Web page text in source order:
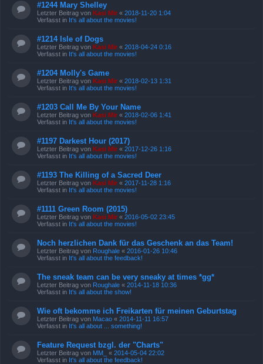
#1244 Mary Shelley
Letzter Beitrag von Kasi Mir « 2018-11-20 1:04
Verfasst in It's all about the movies!
#1214 Isle of Dogs
Letzter Beitrag von Kasi Mir « 2018-04-24 0:16
Verfasst in It's all about the movies!
#1204 Molly's Game
Letzter Beitrag von Kasi Mir « 2018-02-13 1:31
Verfasst in It's all about the movies!
#1203 Call Me By Your Name
Letzter Beitrag von Kasi Mir « 2018-02-06 1:41
Verfasst in It's all about the movies!
#1197 Darkest Hour (2017)
Letzter Beitrag von Kasi Mir « 2017-12-26 1:16
Verfasst in It's all about the movies!
#1193 The Killing of a Sacred Deer
Letzter Beitrag von Kasi Mir « 2017-11-28 1:16
Verfasst in It's all about the movies!
#1111 Green Room (2015)
Letzter Beitrag von Kasi Mir « 2016-05-02 23:45
Verfasst in It's all about the movies!
Noch herzlichen Dank für das Geschenk an das Team!
Letzter Beitrag von Roughale « 2016-01-26 10:46
Verfasst in It's all about the feedback!
The sneak team can be very sneaky at times *gg*
Letzter Beitrag von Roughale « 2014-11-18 10:36
Verfasst in It's all about the show!
Wie oft bekomme ich Freikarten für meinen Geburtstag
Letzter Beitrag von Macao « 2014-11-11 16:57
Verfasst in It's all about ... something!
Feature Request bzgl. der "Charts"
Letzter Beitrag von MM_ « 2014-05-04 22:02
Verfasst in It's all about the feedback!